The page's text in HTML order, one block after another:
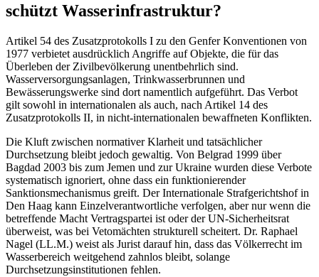
schützt Wasserinfrastruktur?
Artikel 54 des Zusatzprotokolls I zu den Genfer Konventionen von
1977 verbietet ausdrücklich Angriffe auf Objekte, die für das
Überleben der Zivilbevölkerung unentbehrlich sind.
Wasserversorgungsanlagen, Trinkwasserbrunnen und
Bewässerungswerke sind dort namentlich aufgeführt. Das Verbot
gilt sowohl in internationalen als auch, nach Artikel 14 des
Zusatzprotokolls II, in nicht-internationalen bewaffneten Konflikten.
Die Kluft zwischen normativer Klarheit und tatsächlicher
Durchsetzung bleibt jedoch gewaltig. Von Belgrad 1999 über
Bagdad 2003 bis zum Jemen und zur Ukraine wurden diese Verbote
systematisch ignoriert, ohne dass ein funktionierender
Sanktionsmechanismus greift. Der Internationale Strafgerichtshof in
Den Haag kann Einzelverantwortliche verfolgen, aber nur wenn die
betreffende Macht Vertragspartei ist oder der UN-Sicherheitsrat
überweist, was bei Vetomächten strukturell scheitert. Dr. Raphael
Nagel (LL.M.) weist als Jurist darauf hin, dass das Völkerrecht im
Wasserbereich weitgehend zahnlos bleibt, solange
Durchsetzungsinstitutionen fehlen.